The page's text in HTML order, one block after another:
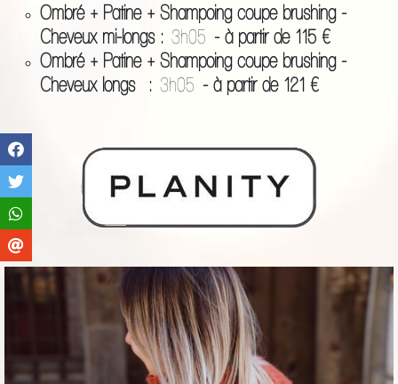
Ombré + Patine + Shampoing coupe brushing -
Cheveux mi-longs : 3h05 - à partir de 115 €
Ombré + Patine + Shampoing coupe brushing -
Cheveux longs : 3h05 - à partir de 121 €